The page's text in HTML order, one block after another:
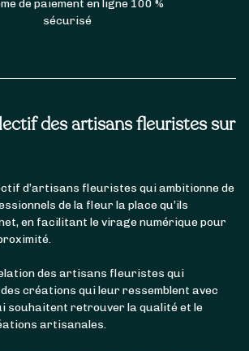
des artisans fleuristes sur
d’artisans fleuristes qui ambitionne de
de la fleur la place qu’ils
en facilitant le virage numérique pour
des artisans fleuristes qui
créations qui leur ressemblent avec
souhaitent retrouver la qualité et le
artisanales.
de paiement en ligne 100 %
sécurisé